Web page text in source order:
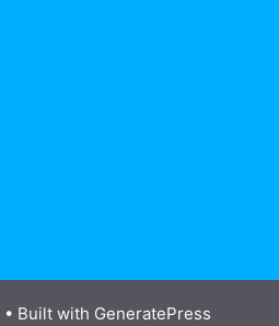
• Built with GeneratePress